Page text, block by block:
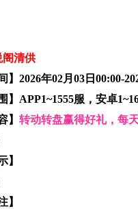
阁清供
】2026年02月03日00:00-
】APP1~1555服，安卓
】 转动转盘赢得好礼，每
】
】